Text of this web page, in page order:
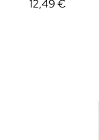
12,49 €